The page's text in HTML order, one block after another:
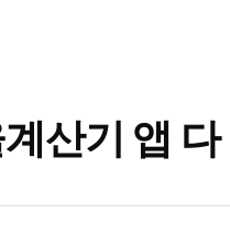
산기 앱 다